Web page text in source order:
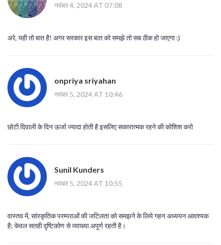
नवंबर 4, 2024 AT 07:08
अरे, यही तो बात है! अगर सरकार इस बात को समझे तो सब ठीक हो जाएगा :)
onpriya sriyahan
नवंबर 5, 2024 AT 10:46
छोटी दिवाली के दिन ऊर्जा ज्यादा होती है इसलिए सकारात्मक रहने की कोशिश करो
Sunil Kunders
नवंबर 5, 2024 AT 10:55
वास्तव में, सांस्कृतिक परम्पराओं की जटिलता को समझने के लिये गहन अध्ययन आवश्यक
है; केवल सतही दृष्टिकोण से व्याख्या अपूर्ण रहती है।